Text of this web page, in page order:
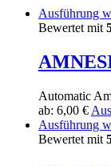
Ausführung
Bewertet mit
Automatic
ab: 6,00 €
Ausführung
Bewertet mit